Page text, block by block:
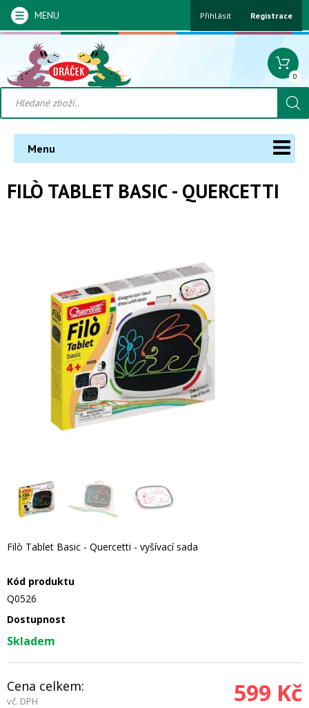
MENU Přihlásit Registrace
0
Menu
FILÒ TABLET BASIC - QUERCETTI
Filò Tablet Basic - Quercetti - vyšívací sada
Kód produktu
Q0526
Dostupnost
Skladem
Cena celkem:
vč. DPH 599 Kč